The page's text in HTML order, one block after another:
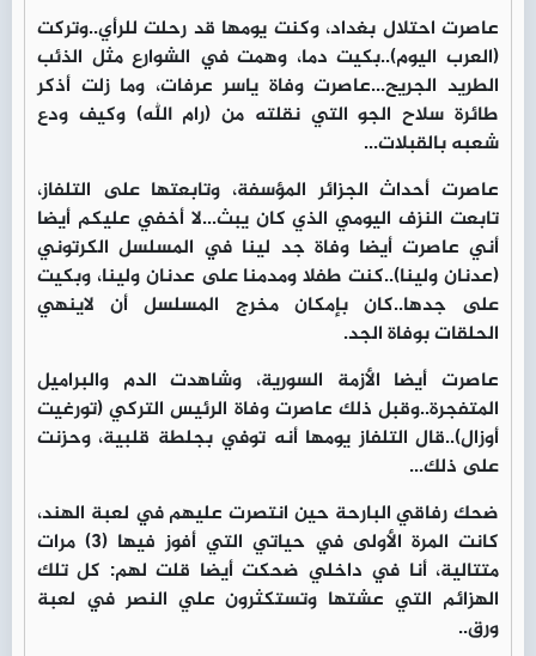
عاصرت احتلال بغداد، وكنت يومها قد رحلت للرأي..وتركت
(العرب اليوم)..بكيت دما، وهمت في الشوارع مثل الذئب
الطريد الجريح...عاصرت وفاة ياسر عرفات، وما زلت أذكر
طائرة سلاح الجو التي نقلته من (رام الله) وكيف ودع
شعبه بالقبلات...
عاصرت أحداث الجزائر المؤسفة، وتابعتها على التلفاز،
تابعت النزف اليومي الذي كان يبث...لا أخفي عليكم أيضا
أني عاصرت أيضا وفاة جد لينا في المسلسل الكرتوني
(عدنان ولينا)..كنت طفلا ومدمنا على عدنان ولينا، وبكيت
على جدها..كان بإمكان مخرج المسلسل أن لاينهي
الحلقات بوفاة الجد.
عاصرت أيضا الأزمة السورية، وشاهدت الدم والبراميل
المتفجرة..وقبل ذلك عاصرت وفاة الرئيس التركي (تورغيت
أوزال)..قال التلفاز يومها أنه توفي بجلطة قلبية، وحزنت
على ذلك...
ضحك رفاقي البارحة حين انتصرت عليهم في لعبة الهند،
كانت المرة الأولى في حياتي التي أفوز فيها (3) مرات
متتالية، أنا في داخلي ضحكت أيضا قلت لهم: كل تلك
الهزائم التي عشتها وتستكثرون علي النصر في لعبة
ورق..